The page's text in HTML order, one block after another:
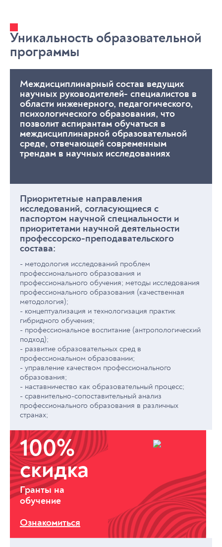
Уникальность образовательной
программы
Междисциплинарный состав ведущих
научных руководителей- специалистов в
области инженерного, педагогического,
психологического образования, что
позволит аспирантам обучаться в
междисциплинарной образовательной
среде, отвечающей современным
трендам в научных исследованиях
Приоритетные направления
исследований, согласующиеся с
паспортом научной специальности и
приоритетами научной деятельности
профессорско-преподавательского
состава:
- методология исследований проблем
профессионального образования и
профессионального обучения; методы исследования
профессионального образования (качественная
методология);
- концептуализация и технологизация практик
гибридного обучения;
- профессиональное воспитание (антропологический
подход);
- развитие образовательных сред в
профессиональном образовании;
- управление качеством профессионального
образования;
- наставничество как образовательный процесс;
- сравнительно-сопоставительный анализ
профессионального образования в различных
странах;
100%
скидка
Гранты на
обучение
Ознакомиться